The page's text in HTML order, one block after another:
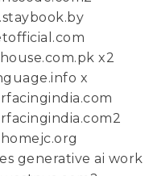
x2
x
generative ai work